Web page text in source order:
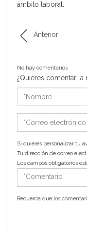
ámbito laboral.
Anterior
No hay comentarios
¿Quieres comentar la
*Nombre
*Correo
electrónico
Si quieres personalizar tu
Tu dirección de correo
Los campos obligatorios
*Comentario
Recuerda que los